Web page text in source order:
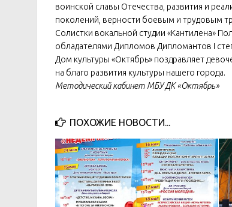
воинской славы Отечества, развития и
поколений, верности боевым и трудовым
Солистки вокальной студии «Кантилена»
обладателями Дипломов Дипломантов I
Дом культуры «Октябрь» поздравляет
на благо развития культуры нашего города.
Методический кабинет МБУ ДК «Октябрь»
ПОХОЖИЕ НОВОСТИ...